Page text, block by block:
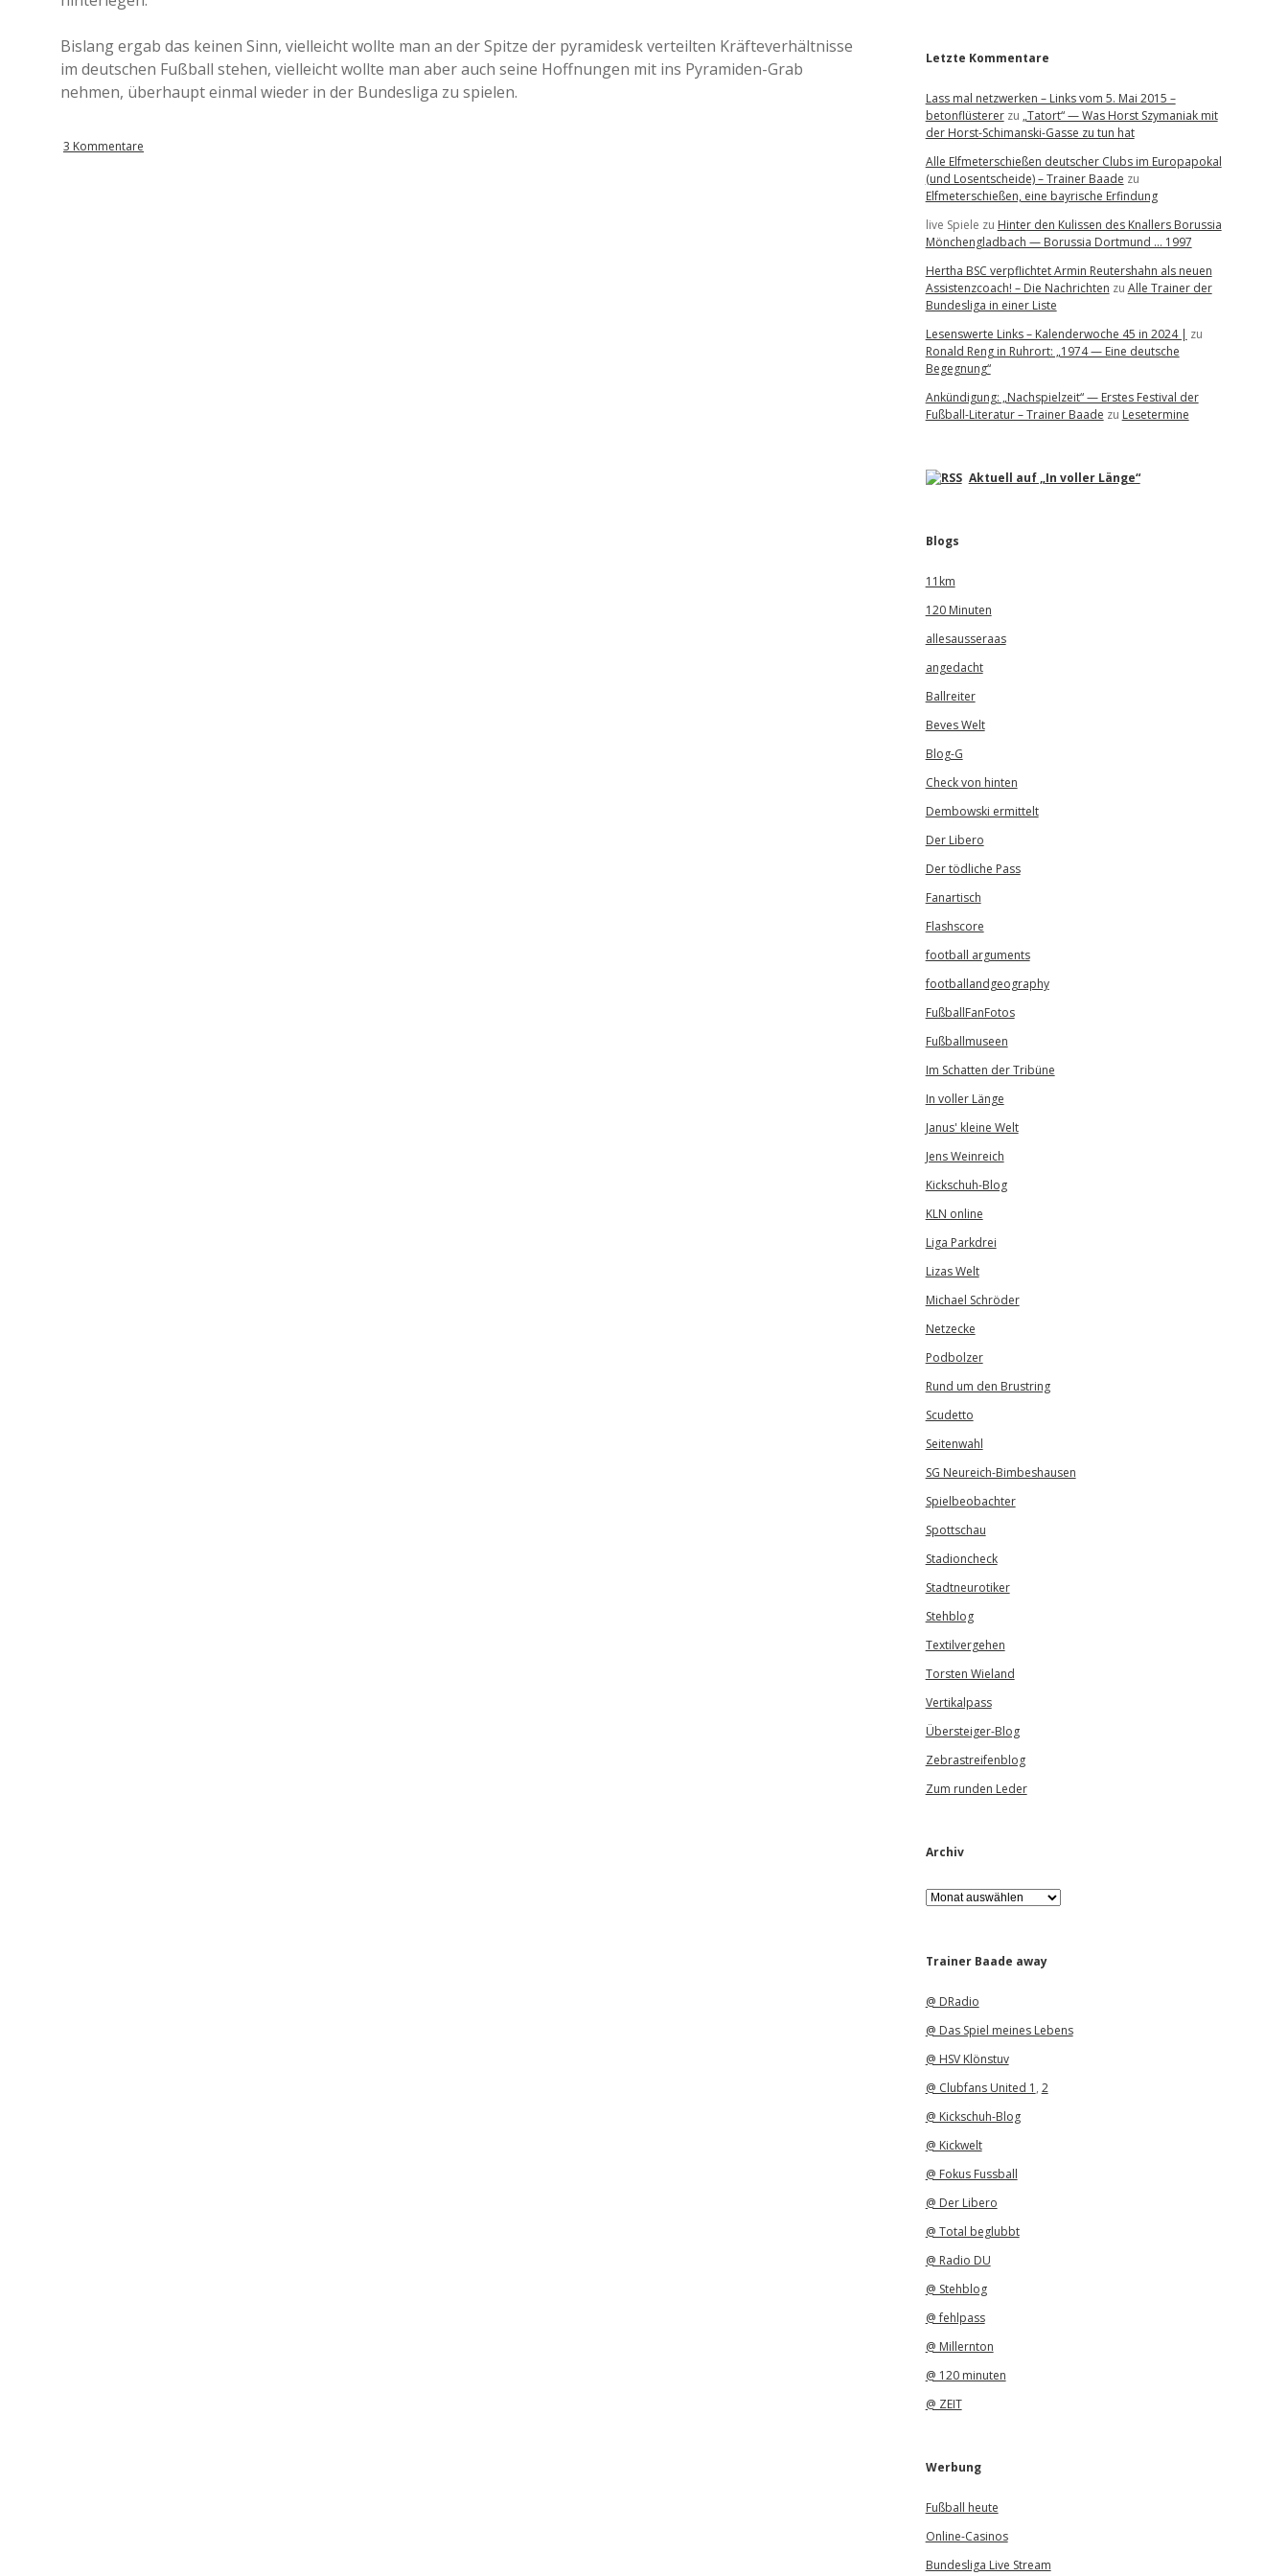
a
a
Bislang ergab das keinen Sinn, vielleicht wollte man an der Spitze der pyramidesk verteilten Kräfteverhältnisse
im deutschen Fußball stehen, vielleicht wollte man aber auch seine Hoffnungen mit ins Pyramiden-Grab
nehmen, überhaupt einmal wieder in der Bundesliga zu spielen.
3 Kommentare
Letzte Kommentare
Lass mal netzwerken – Links vom 5. Mai 2015 –
betonflüstererzu „Tatort“ — Was Horst Szymaniak mit
der Horst-Schimanski-Gasse zu tun hat
Alle Elfmeterschießen deutscher Clubs im Europapokal
(und Losentscheide) – Trainer Baade zu
Elfmeterschießen, eine bayrische Erfindung
live Spiele zu Hinter den Kulissen des Knallers Borussia
Mönchengladbach — Borussia Dortmund … 1997
Hertha BSC verpflichtet Armin Reutershahn als neuen
Assistenzcoach! – Die Nachrichten zu Alle Trainer der
Bundesliga in einer Liste
Lesenswerte Links – Kalenderwoche 45 in 2024 | zu
Ronald Reng in Ruhrort: „1974 — Eine deutsche
Begegnung“
Ankündigung: „Nachspielzeit“ — Erstes Festival der
Fußball-Literatur – Trainer Baade zu Lesetermine
Aktuell auf „In voller Länge“
Blogs
11km
120 Minuten
allesausseraas
angedacht
Ballreiter
Beves Welt
Blog-G
Check von hinten
Dembowski ermittelt
Der Libero
Der tödliche Pass
Fanartisch
Flashscore
football arguments
footballandgeography
FußballFanFotos
Fußballmuseen
Im Schatten der Tribüne
In voller Länge
Janus' kleine Welt
Jens Weinreich
Kickschuh-Blog
KLN online
Liga Parkdrei
Lizas Welt
Michael Schröder
Netzecke
Podbolzer
Rund um den Brustring
Scudetto
Seitenwahl
SG Neureich-Bimbeshausen
Spielbeobachter
Spottschau
Stadioncheck
Stadtneurotiker
Stehblog
Textilvergehen
Torsten Wieland
Vertikalpass
Übersteiger-Blog
Zebrastreifenblog
Zum runden Leder
Archiv
A
r
iTrainer Baade away
@ DRadio
@ Das Spiel meines Lebens
@ HSV Klönstuv
@ Clubfans United 1 , 2
@ Kickschuh-Blog
@ Kickwelt
@ Fokus Fussball
@ Der Libero
@ Total beglubbt
@ Radio DU
@ Stehblog
@ fehlpass
@ Millernton
@ 120 minuten
@ ZEIT
Werbung
Fußball heute
Online-Casinos
Bundesliga Live Stream